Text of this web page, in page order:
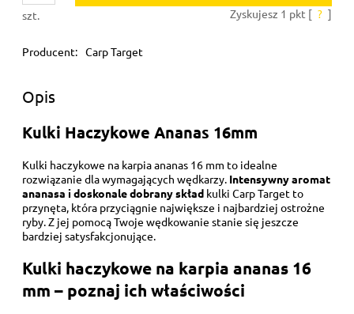
szt. Zyskujesz 1 pkt [ ? ]
Producent: Carp Target
Opis
Kulki Haczykowe Ananas 16mm
Kulki haczykowe na karpia ananas 16 mm to idealne
rozwiązanie dla wymagających wędkarzy. Intensywny aromat
ananasa i doskonale dobrany skład kulki Carp Target to
przynęta, która przyciągnie największe i najbardziej ostrożne
ryby. Z jej pomocą Twoje wędkowanie stanie się jeszcze
bardziej satysfakcjonujące.
Kulki haczykowe na karpia ananas 16
mm – poznaj ich właściwości